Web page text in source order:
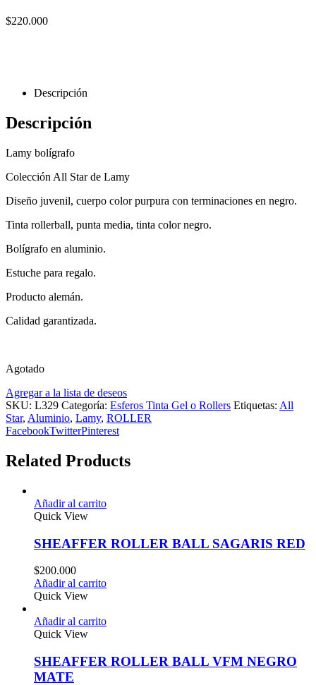
$220.000
Descripción
Descripción
Lamy bolígrafo
Colección All Star de Lamy
Diseño juvenil, cuerpo color purpura con terminaciones en negro.
Tinta rollerball, punta media, tinta color negro.
Bolígrafo en aluminio.
Estuche para regalo.
Producto alemán.
Calidad garantizada.
Agotado
Agregar a la lista de deseos
SKU: L329 Categoría: Esferos Tinta Gel o Rollers Etiquetas: All
Star, Aluminio, Lamy, ROLLER
FacebookTwitterPinterest
Related Products
Añadir al carrito
Quick View
SHEAFFER ROLLER BALL SAGARIS RED
$200.000
Añadir al carrito
Quick View
Añadir al carrito
Quick View
SHEAFFER ROLLER BALL VFM NEGRO
MATE